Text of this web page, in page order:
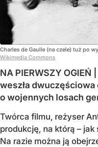
Charles de Gaulle (na czele) tuż po
Wikimedia Commons
NA PIERWSZY
weszła
o wojennych losach
Twórca filmu, reżyser
produkcję, na którą –
Na razie można ją